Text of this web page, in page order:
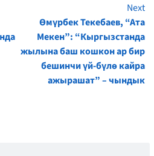
Next
Өмүрбек Текебаев, “Ата
Мекен”: “Кыргызстанда
жылына баш кошкон ар бир
бешинчи үй-бүлө кайра
ажырашат” – чындык